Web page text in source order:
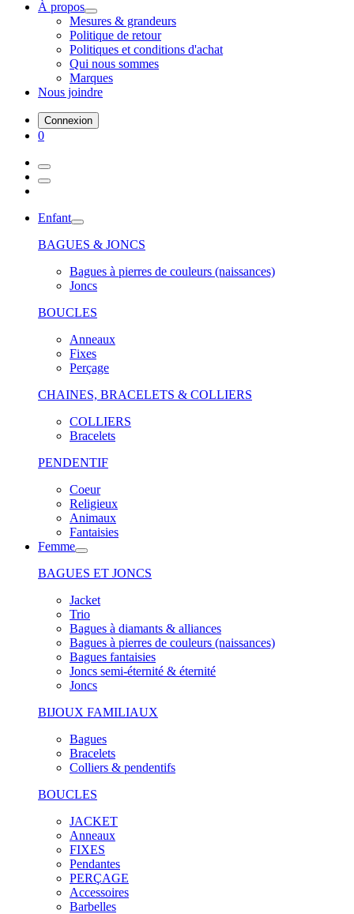
À propos
Mesures & grandeurs
Politique de retour
Politiques et conditions d'achat
Qui nous sommes
Marques
Nous joindre
Connexion
0
Enfant
BAGUES & JONCS
Bagues à pierres de couleurs (naissances)
Joncs
BOUCLES
Anneaux
Fixes
Perçage
CHAINES, BRACELETS & COLLIERS
COLLIERS
Bracelets
PENDENTIF
Coeur
Religieux
Animaux
Fantaisies
Femme
BAGUES ET JONCS
Jacket
Trio
Bagues à diamants & alliances
Bagues à pierres de couleurs (naissances)
Bagues fantaisies
Joncs semi-éternité & éternité
Joncs
BIJOUX FAMILIAUX
Bagues
Bracelets
Colliers & pendentifs
BOUCLES
JACKET
Anneaux
FIXES
Pendantes
PERÇAGE
Accessoires
Barbelles